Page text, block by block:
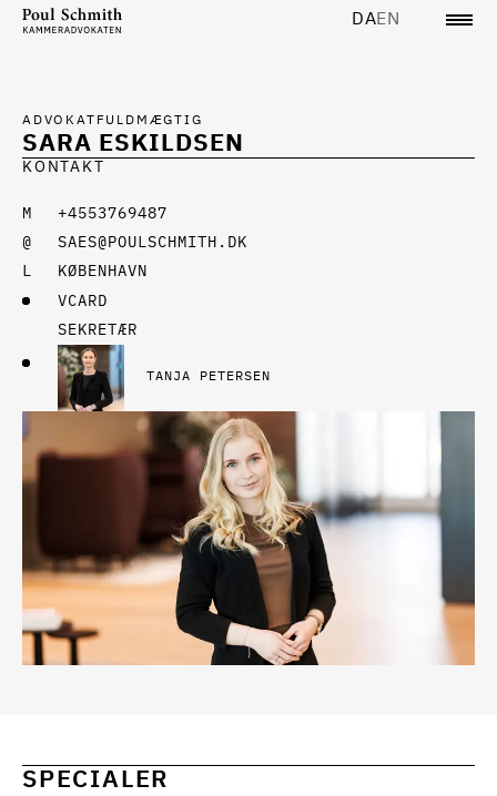
DAEN
SARA ESKILDSEN
ADVOKATFULDMÆGTIG
KONTAKT
+4553769487
SAES@POULSCHMITH.DK
KØBENHAVN
VCARD
SEKRETÆR
TANJA PETERSEN
SPECIALER